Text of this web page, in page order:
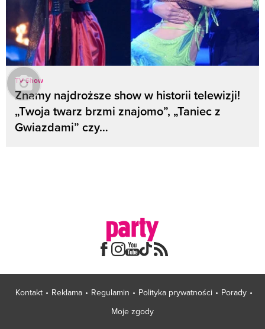
TV Show
Znamy najdroższe show w historii telewizji!
„Twoja twarz brzmi znajomo”, „Taniec z
Gwiazdami” czy…
Kontakt Reklama Regulamin Polityka prywatności
Porady
Moje zgody